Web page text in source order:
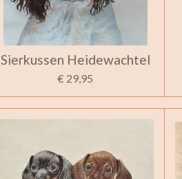
Sierkussen Heidewachtel
€ 29,95